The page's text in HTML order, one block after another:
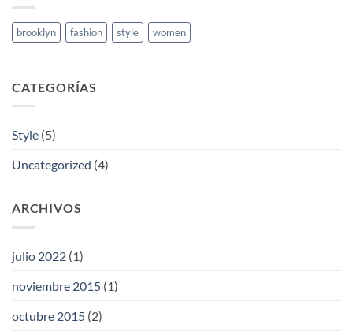
brooklyn fashion style women
CATEGORÍAS
Style (5)
Uncategorized (4)
ARCHIVOS
julio 2022 (1)
noviembre 2015 (1)
octubre 2015 (2)